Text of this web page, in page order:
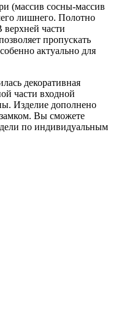
(массив сосны-массив
лишнего. Полотно
части
пропускать
актуально для
декоративная
части входной
Изделие дополнено
Вы сможете
по индивидуальным